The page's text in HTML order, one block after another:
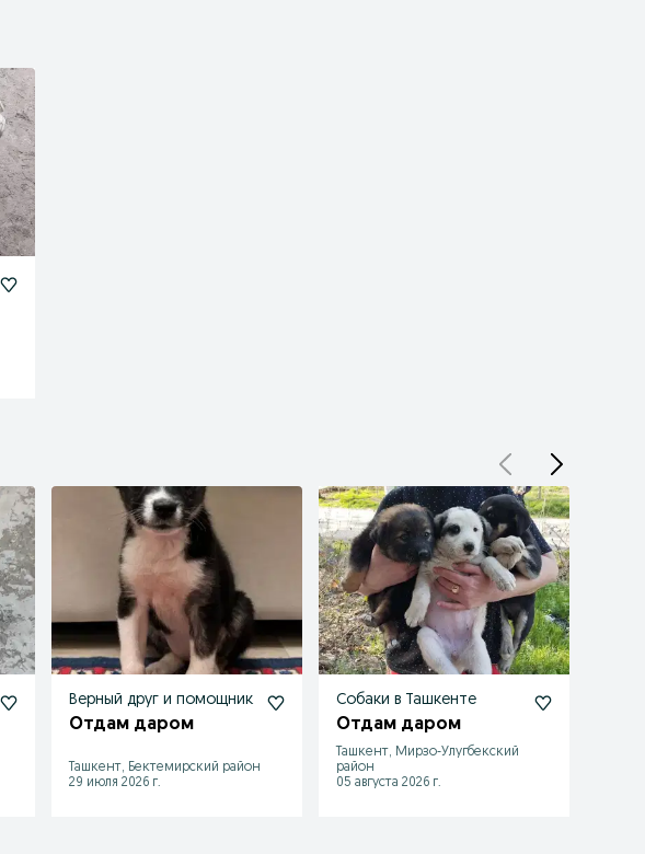
Верный друг и помощник
Отдам даром
Ташкент, Бектемирский район
29 июля 2026 г.
Собаки в Ташкенте
Отдам даром
Ташкент, Мирзо-Улугбекский
район
05 августа 2026 г.